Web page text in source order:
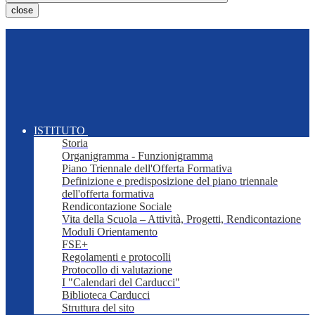
close
ISTITUTO
Storia
Organigramma - Funzionigramma
Piano Triennale dell'Offerta Formativa
Definizione e predisposizione del piano triennale
dell'offerta formativa
Rendicontazione Sociale
Vita della Scuola – Attività, Progetti, Rendicontazione
Moduli Orientamento
FSE+
Regolamenti e protocolli
Protocollo di valutazione
I "Calendari del Carducci"
Biblioteca Carducci
Struttura del sito